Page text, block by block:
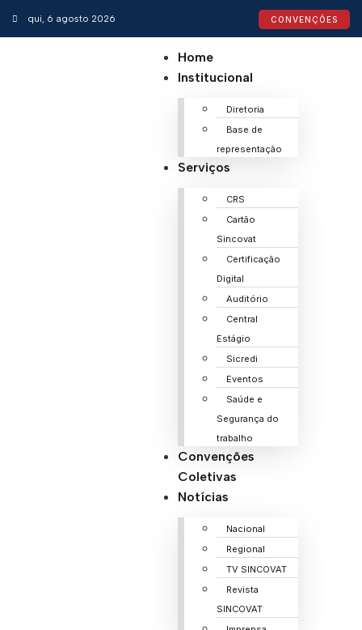
qui, 6 agosto 2026 CONVENÇÕES
Home
Institucional
Diretoria
Base de
representação
Serviços
CRS
Cartão
Sincovat
Certificação
Digital
Auditório
Central
Estágio
Sicredi
Eventos
Saúde e
Segurança do
trabalho
Convenções
Coletivas
Notícias
Nacional
Regional
TV SINCOVAT
Revista
SINCOVAT